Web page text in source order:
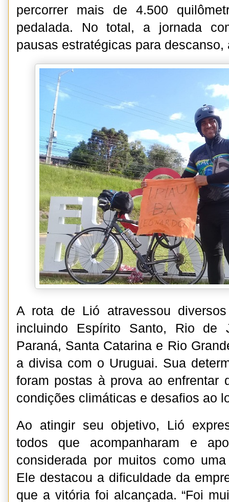
percorrer mais de 4.500
pedalada. No total, a jornada
pausas estratégicas para descanso,
A rota de Lió atravessou
incluindo Espírito Santo, Rio de
Paraná, Santa Catarina e Rio
a divisa com o Uruguai. Sua
foram postas à prova ao enfrentar
condições climáticas e desafios ao
Ao atingir seu objetivo, Lió
todos que acompanharam e
considerada por muitos como
Ele destacou a dificuldade da
que a vitória foi alcançada. “Foi